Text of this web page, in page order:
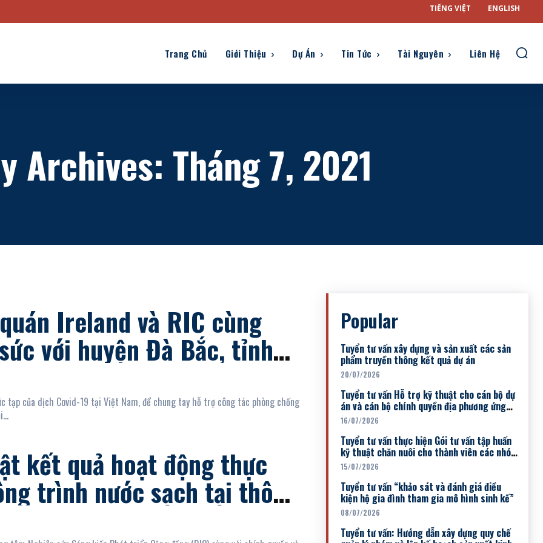
TIẾNG VIỆT ENGLISH
Trang Chủ Giới Thiệu Dự Án Tin Tức Tài Nguyên Liên Hệ
Archives: Tháng 7, 2021
Ireland và RIC cùng
với huyện Đà Bắc, tỉnh
phòng chống đại dịch
tạp của dịch Covid-19 tại Việt Nam, để chung tay hỗ trợ công tác phòng chống
kết quả hoạt động thực
trình nước sạch tại thôn
xã Suối Giàng, huyện Văn
Popular
Tuyển tư vấn xây dựng và sản xuất các sản
phẩm truyền thông kết quả dự án
20/07/2026
Tuyển tư vấn Hỗ trợ kỹ thuật cho cán bộ dự
án và cán bộ chính quyền địa phương ứng
dụng chuyển đổi...
16/07/2026
Tuyển tư vấn thực hiện Gói tư vấn tập huấn
kỹ thuật chăn nuôi cho thành viên các nhóm
sinh kế đợt 1
15/07/2026
Tuyển tư vấn “khảo sát và đánh giá điều
kiện hộ gia đình tham gia mô hình sinh kế”
08/07/2026
Tuyển tư vấn: Hướng dẫn xây dựng quy chế